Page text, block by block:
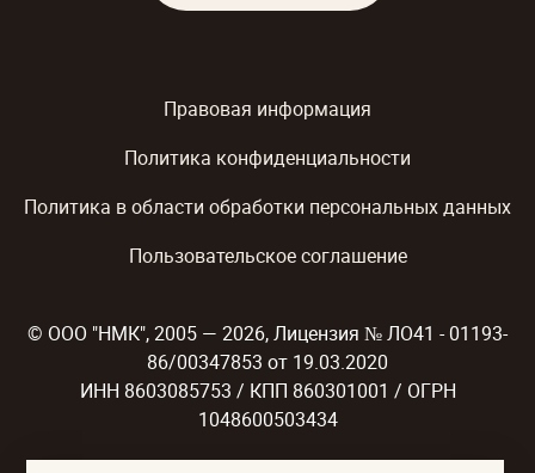
Правовая информация
Политика конфиденциальности
Политика в области обработки персональных данных
Пользовательское соглашение
© ООО "НМК", 2005 — 2026, Лицензия № ЛО41 - 01193-
86/00347853 от 19.03.2020
ИНН 8603085753 / КПП 860301001 / ОГРН
1048600503434